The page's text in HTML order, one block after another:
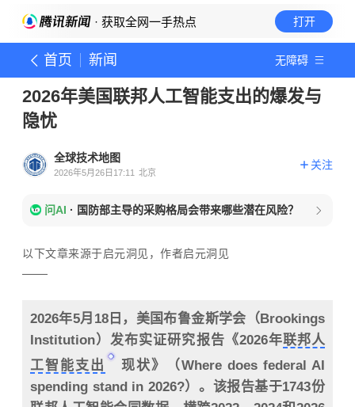
· 获取全网一手热点 打开
首页 新闻 无障碍
2026年美国联邦人工智能支出的爆发与
隐忧
全球技术地图
2026年5月26日17:11 北京
关注
问AI · 国防部主导的采购格局会带来哪些潜在风险？
以下文章来源于启元洞见，作者启元洞见
2026年5月18日，美国布鲁金斯学会（Brookings
Institution）发布实证研究报告《2026年联邦人
工智能支出
现状》（Where does federal AI
spending stand in 2026?）。该报告基于1743份